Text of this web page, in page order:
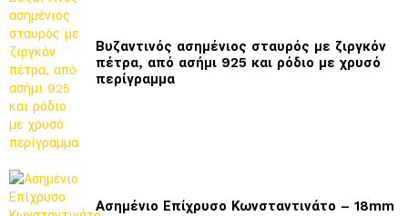
Βυζαντινός ασημένιος σταυρός με ζιργκόν
πέτρα, από ασήμι 925 και ρόδιο με χρυσό
περίγραμμα
Ασημένιο Επίχρυσο Κωνσταντινάτο – 18mm